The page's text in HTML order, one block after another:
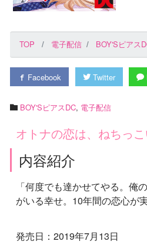
TOP 電子配信 BOY'Sピアス
Facebook Twitter
BOY'SピアスDC, 電子配信
オトナの恋は、ねちっ
内容紹介
「何度でも達かせてやる。
がいる幸せ。10年間の恋心が
発売日：2019年7月13日